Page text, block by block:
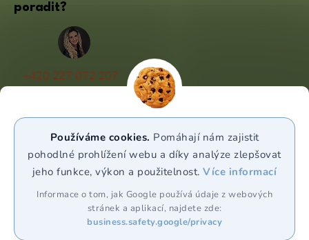
Používáme cookies. Pomáhají nám zajistit
pohodlné prohlížení webu a díky analýze zlepšovat
jeho funkce, výkon a použitelnost.Více informací
Informace o tom, jak Google používá údaje z webových
stránek a aplikací, najdete zde:
business.safety.google/privacy
poradit?
+420 227 072 207
(Po - Pá 9:00 - 17:00)
WhatsApp